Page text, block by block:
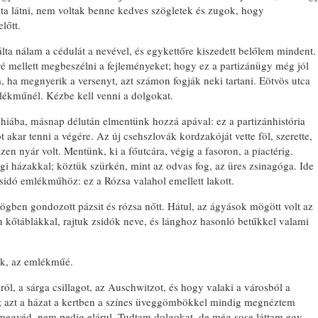
látni, nem voltak benne kedves szögletek és zugok, hogy
nálam a cédulát a nevével, és egykettőre kiszedett belőlem mindent.
mellett megbeszélni a fejleményeket; hogy ez a partizánügy még jól
megnyerik a versenyt, azt számon fogják neki tartani. Eötvös utca
Kézbe kell venni a dolgokat.
másnap délután elmentünk hozzá apával: ez a partizánhistória
tenni a végére. Az új csehszlovák kordzakóját vette föl, szerette,
nyár volt. Mentünk, ki a főutcára, végig a fasoron, a piactérig.
házakkal; köztük szürkén, mint az odvas fog, az üres zsinagóga. Ide
emlékműhöz: ez a Rózsa valahol emellett lakott.
gondozott pázsit és rózsa nőtt. Hátul, az ágyások mögött volt az
rajtuk zsidók neve, és lánghoz hasonló betűkkel valami
az emlékműé.
a sárga csillagot, az Auschwitzot, és hogy valaki a városból a
a házat a kertben a színes üveggömbökkel mindig megnéztem